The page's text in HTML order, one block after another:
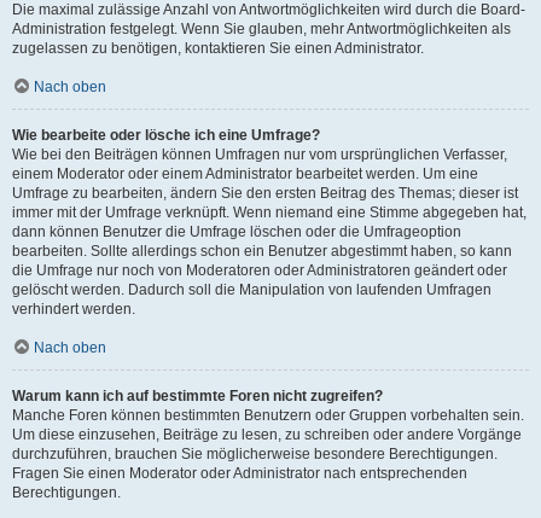
Die maximal zulässige Anzahl von Antwortmöglichkeiten wird durch die Board-
Administration festgelegt. Wenn Sie glauben, mehr Antwortmöglichkeiten als
zugelassen zu benötigen, kontaktieren Sie einen Administrator.
Nach oben
Wie bearbeite oder lösche ich eine Umfrage?
Wie bei den Beiträgen können Umfragen nur vom ursprünglichen Verfasser,
einem Moderator oder einem Administrator bearbeitet werden. Um eine
Umfrage zu bearbeiten, ändern Sie den ersten Beitrag des Themas; dieser ist
immer mit der Umfrage verknüpft. Wenn niemand eine Stimme abgegeben hat,
dann können Benutzer die Umfrage löschen oder die Umfrageoption
bearbeiten. Sollte allerdings schon ein Benutzer abgestimmt haben, so kann
die Umfrage nur noch von Moderatoren oder Administratoren geändert oder
gelöscht werden. Dadurch soll die Manipulation von laufenden Umfragen
verhindert werden.
Nach oben
Warum kann ich auf bestimmte Foren nicht zugreifen?
Manche Foren können bestimmten Benutzern oder Gruppen vorbehalten sein.
Um diese einzusehen, Beiträge zu lesen, zu schreiben oder andere Vorgänge
durchzuführen, brauchen Sie möglicherweise besondere Berechtigungen.
Fragen Sie einen Moderator oder Administrator nach entsprechenden
Berechtigungen.